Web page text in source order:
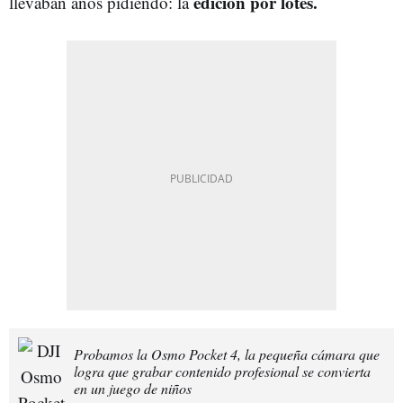
Probamos la Osmo Pocket 4, la pequeña cámara que
logra que grabar contenido profesional se convierta
en un juego de niños